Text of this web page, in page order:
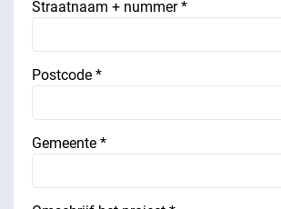
Straatnaam + nummer *
Postcode *
Gemeente *